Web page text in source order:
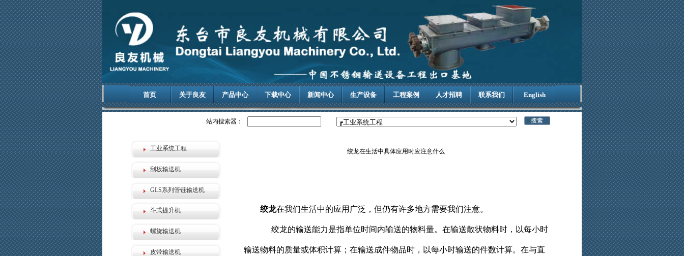
首页 关于良友 产品中心 下载中心 新闻中心 生产设备 工程案例 人才招聘 联系我们 English
站内搜索器：
工业系统工程
刮板输送机
GLS系列管链输送机
斗式提升机
螺旋输送机
皮带输送机
绞龙在生活中具体应用时应注意什么
绞龙在我们生活中的应用广泛，但仍有许多地方需要我们注意。
绞龙的输送能力是指单位时间内输送的物料量。在输送散状物料时，以每小时
输送物料的质量或体积计算；在输送成件物品时，以每小时输送的件数计算。在与直